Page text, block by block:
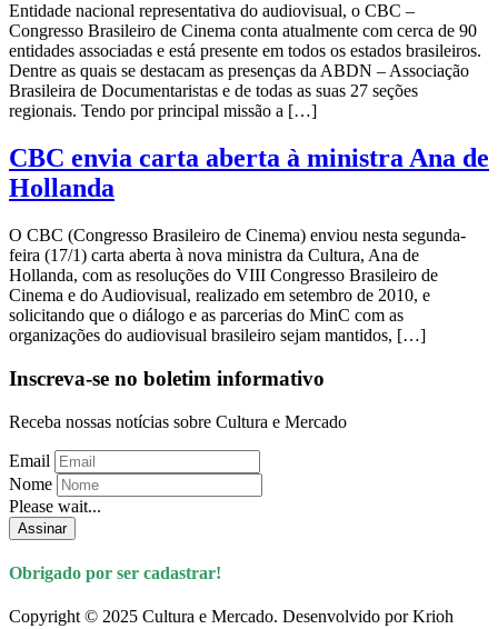
Entidade nacional representativa do audiovisual, o CBC –
Congresso Brasileiro de Cinema conta atualmente com cerca de 90
entidades associadas e está presente em todos os estados brasileiros.
Dentre as quais se destacam as presenças da ABDN – Associação
Brasileira de Documentaristas e de todas as suas 27 seções
regionais. Tendo por principal missão a […]
CBC envia carta aberta à ministra Ana de
Hollanda
O CBC (Congresso Brasileiro de Cinema) enviou nesta segunda-
feira (17/1) carta aberta à nova ministra da Cultura, Ana de
Hollanda, com as resoluções do VIII Congresso Brasileiro de
Cinema e do Audiovisual, realizado em setembro de 2010, e
solicitando que o diálogo e as parcerias do MinC com as
organizações do audiovisual brasileiro sejam mantidos, […]
Inscreva-se no boletim informativo
Receba nossas notícias sobre Cultura e Mercado
Email
Nome
Please wait...
Assinar
Obrigado por ser cadastrar!
Copyright © 2025 Cultura e Mercado. Desenvolvido por Krioh